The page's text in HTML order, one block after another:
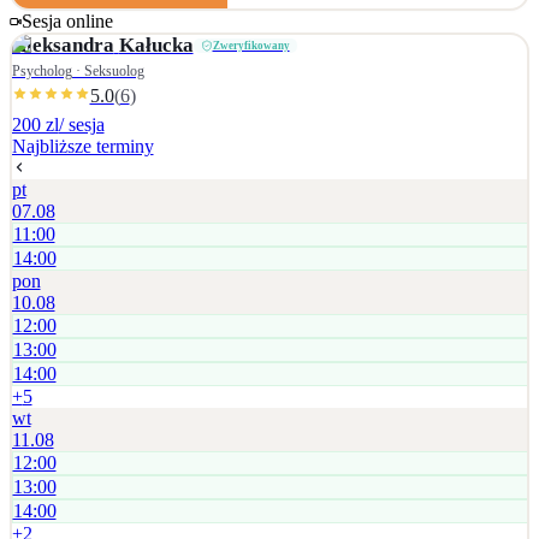
czas na spokojną rozmowę, omówienie trudności i wspólne zaplanowanie
dalszych kroków w atmosferze współpracy i zaufania.
Sesja online
Aleksandra Kałucka Zweryfikowany
Psycholog · Seksuolog
5.0(6)
200 zl/ sesja
Najbliższe terminy
pt
07.08
11:00
14:00
pon
10.08
12:00
13:00
14:00
+5
wt
11.08
12:00
13:00
14:00
+2